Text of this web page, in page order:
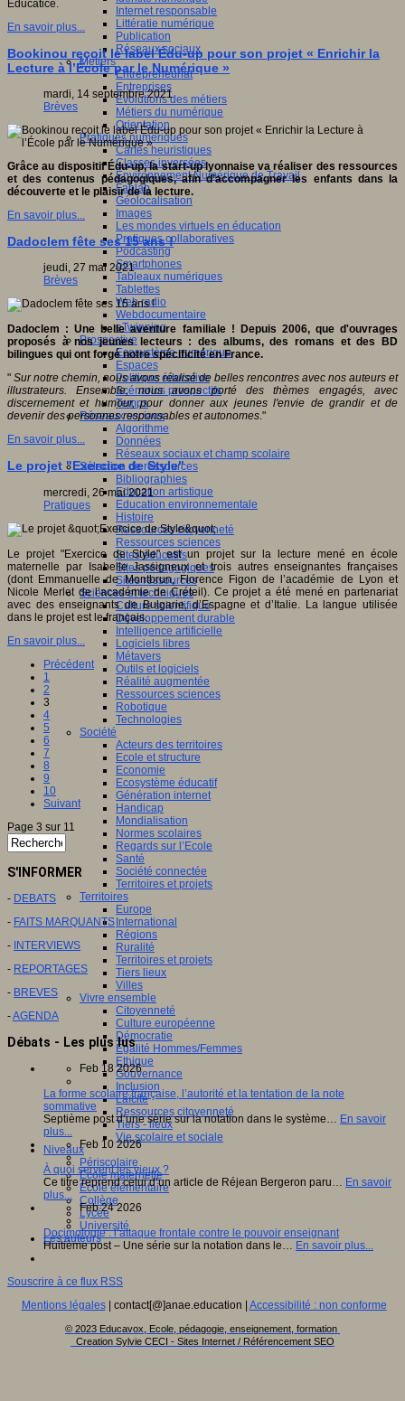
Internet responsable
Littératie numérique
Publication
Réseaux sociaux
Métiers
Entrepreneuriat
Entreprises
Evolutions des métiers
Métiers du numérique
Orientation
Pratiques numériques
Cartes heuristiques
Classes inversées
Environnement Numérique de Travail
Fablab
Géolocalisation
Images
Les mondes virtuels en éducation
Pratiques collaboratives
Podcasting
Smartphones
Tableaux numériques
Tablettes
Web radio
Webdocumentaire
eTwinning
Prospective
Ecosystème numérique
Espaces
Politique éducative
Scénarios prospectifs
Temps
Réseaux sociaux
Algorithme
Données
Réseaux sociaux et champ scolaire
Sélection de ressources
Bibliographies
Education artistique
Education environnementale
Histoire
Ressources citoyenneté
Ressources sciences
Sites éducatifs
Sites pédagogiques
Sites ressources
Sciences et techniques
Culture scientifique
Développement durable
Intelligence artificielle
Logiciels libres
Métavers
Outils et logiciels
Réalité augmentée
Ressources sciences
Robotique
Technologies
Société
Acteurs des territoires
Ecole et structure
Economie
Ecosystème éducatif
Génération internet
Handicap
Mondialisation
Normes scolaires
Regards sur l’Ecole
Santé
Société connectée
Territoires et projets
Territoires
Europe
International
Régions
Ruralité
Territoires et projets
Tiers lieux
Villes
Vivre ensemble
Citoyenneté
Culture européenne
Démocratie
Egalité Hommes/Femmes
Ethique
Gouvernance
Inclusion
Laïcité
Ressources citoyenneté
Tiers - lieux
Vie scolaire et sociale
Niveaux
Périscolaire
Ecole maternelle
Ecole élémentaire
Collège
Lycée
Université
Les auteurs
Educatice.
En savoir plus...
Bookinou reçoit le label Édu-up pour son projet « Enrichir la
Lecture à l’École par le Numérique »
mardi, 14 septembre 2021
Brèves
Grâce au dispositif Édu-up,la start-up lyonnaise va réaliser des ressources
et des contenus pédagogiques,afin d’accompagner les enfants dans la
découverte et le plaisir de la lecture.
En savoir plus...
Dadoclem fête ses 15 ans !
jeudi, 27 mai 2021
Brèves
Dadoclem : Une belle aventure familiale ! Depuis 2006, que d'ouvrages
proposés à nos jeunes lecteurs : des albums, des romans et des BD
bilingues qui ont forgé notre spécificité en France.
" Sur notre chemin, nous avons réalisé de belles rencontres avec nos auteurs et
illustrateurs. Ensemble, nous avons porté des thèmes engagés, avec
discernement et humour, pour donner aux jeunes l'envie de grandir et de
devenir des personnes responsables et autonomes."
En savoir plus...
Le projet "Exercice de Style"
mercredi, 26 mai 2021
Pratiques
Le projet "Exercice de Style" est un projet sur la lecture mené en école
maternelle par Isabelle Jassigneux et trois autres enseignantes françaises
(dont Emmanuelle de Montbrun, Florence Figon de l’académie de Lyon et
Nicole Merlet de l’académie de Créteil). Ce projet a été mené en partenariat
avec des enseignants de Bulgarie, d’Espagne et d’Italie. La langue utilisée
dans le projet est le français.
En savoir plus...
Précédent
1
2
3
4
5
6
7
8
9
10
Suivant
Page 3 sur 11
S'INFORMER
- DEBATS
- FAITS MARQUANTS
- INTERVIEWS
- REPORTAGES
- BREVES
-AGENDA
Débats - Les plus lus
Feb 18 2026
La forme scolaire française, l’autorité et la tentation de la note
sommative
Septième post d’une série sur la notation dans le système… En savoir
plus...
Feb 10 2026
À quoi servent les vieux ?
Ce titre reprend celui d’un article de Réjean Bergeron paru… En savoir
plus...
Feb 24 2026
Docimologie : l’attaque frontale contre le pouvoir enseignant
Huitième post – Une série sur la notation dans le… En savoir plus...
Souscrire à ce flux RSS
Mentions légales| contact[@]anae.education | Accessibilité : non conforme
© 2023 Educavox, Ecole, pédagogie, enseignement, formation
Creation Sylvie CECI - Sites Internet / Référencement SEO